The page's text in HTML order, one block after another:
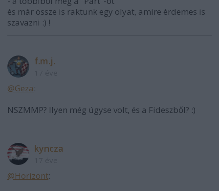
és már össze is raktunk egy olyat, amire érdemes is
szavazni :) !
f.m.j.
@Geza:
NSZMMP? Ilyen még úgyse volt, és a Fideszből? :)
kyncza
@Horizont: